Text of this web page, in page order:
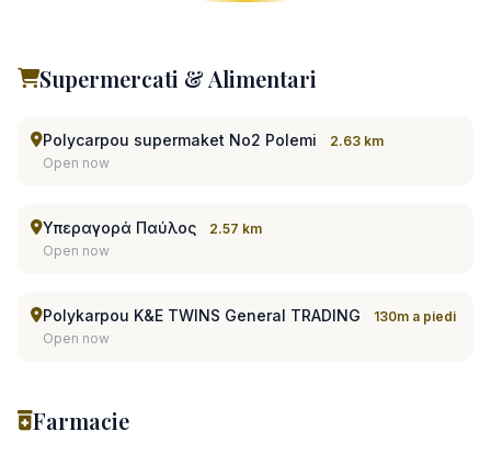
Supermercati & Alimentari
Polycarpou supermaket No2 Polemi
2.63 km
Open now
Υπεραγορά Παύλος
2.57 km
Open now
Polykarpou K&E TWINS General TRADING
130m a piedi
Open now
Farmacie